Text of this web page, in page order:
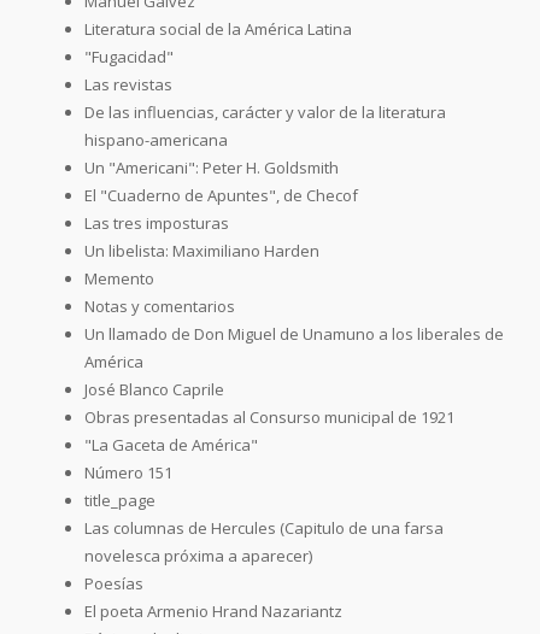
Literatura social de la América Latina
"Fugacidad"
Las revistas
De las influencias, carácter y valor de la literatura
hispano-americana
Un "Americani": Peter H. Goldsmith
El "Cuaderno de Apuntes", de Checof
Las tres imposturas
Un libelista: Maximiliano Harden
Memento
Notas y comentarios
Un llamado de Don Miguel de Unamuno a los liberales de
América
José Blanco Caprile
Obras presentadas al Consurso municipal de 1921
"La Gaceta de América"
Número 151
title_page
Las columnas de Hercules (Capitulo de una farsa
novelesca próxima a aparecer)
Poesías
El poeta Armenio Hrand Nazariantz